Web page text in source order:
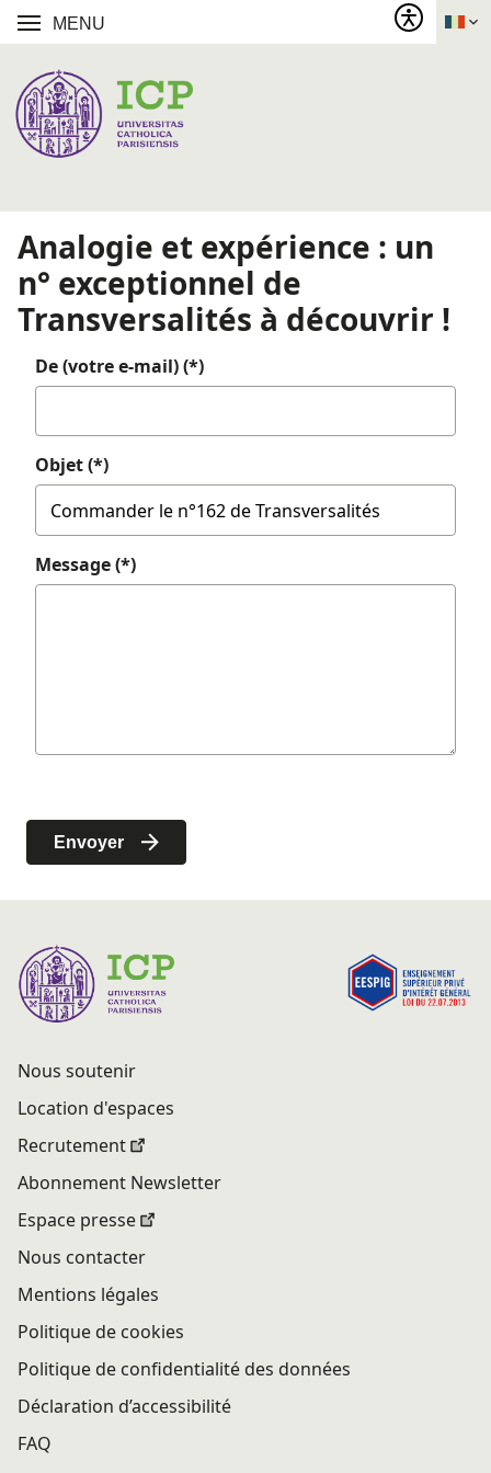
MENU
Analogie et expérience : un
n° exceptionnel de
Transversalités à découvrir !
De (votre e-mail) (*)
Objet (*)
Message (*)
Nous soutenir
Location d'espaces
Recrutement
Abonnement Newsletter
Espace presse
Nous contacter
Mentions légales
Politique de cookies
Politique de confidentialité des données
Déclaration d’accessibilité
FAQ